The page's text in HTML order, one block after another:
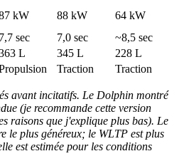
kW 88 kW
64 kW
7,7 sec 7,0 sec
~8,5 sec
L 345 L
228 L
Traction Traction
avant incitatifs. Le Dolphin montré
(je recommande cette version
raisons que j'explique plus bas). Le
le plus généreux; le WLTP est plus
est estimée pour les conditions